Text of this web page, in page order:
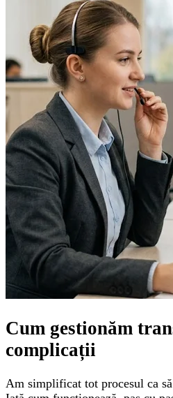
Cum gestionăm
complicații
Am simplificat tot procesul ca